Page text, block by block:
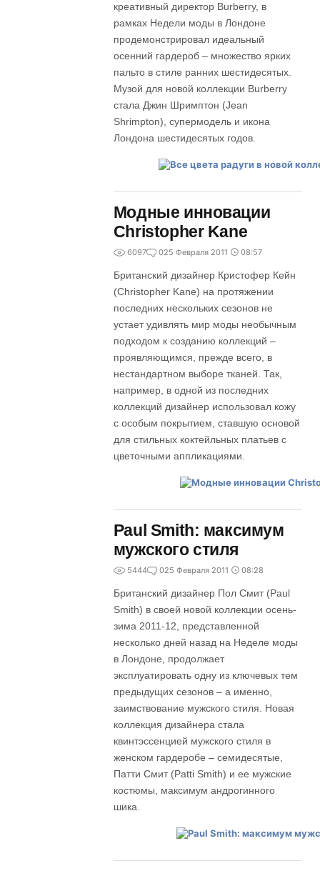
креативный директор Burberry, в
рамках Недели моды в Лондоне
продемонстрировал идеальный
осенний гардероб – множество ярких
пальто в стиле ранних шестидесятых.
Музой для новой коллекции Burberry
стала Джин Шримптон (Jean
Shrimpton), супермодель и икона
Лондона шестидесятых годов.
Модные инновации
Christopher Kane
6097 025 Февраля 2011 08:57
Британский дизайнер Кристофер Кейн
(Christopher Kane) на протяжении
последних нескольких сезонов не
устает удивлять мир моды необычным
подходом к созданию коллекций –
проявляющимся, прежде всего, в
нестандартном выборе тканей. Так,
например, в одной из последних
коллекций дизайнер использовал кожу
с особым покрытием, ставшую основой
для стильных коктейльных платьев с
цветочными аппликациями.
Paul Smith: максимум
мужского стиля
5444 025 Февраля 2011 08:28
Британский дизайнер Пол Смит (Paul
Smith) в своей новой коллекции осень-
зима 2011-12, представленной
несколько дней назад на Неделе моды
в Лондоне, продолжает
эксплуатировать одну из ключевых тем
предыдущих сезонов – а именно,
заимствование мужского стиля. Новая
коллекция дизайнера стала
квинтэссенцией мужского стиля в
женском гардеробе – семидесятые,
Патти Смит (Patti Smith) и ее мужские
костюмы, максимум андрогинного
шика.